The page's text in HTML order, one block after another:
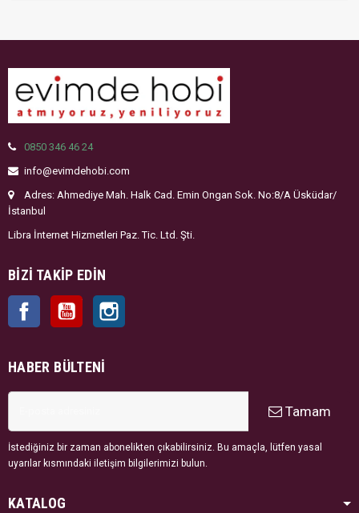
0850 346 46 24
info@evimdehobi.com
Adres: Ahmediye Mah. Halk Cad. Emin Ongan Sok. No:8/A Üsküdar/
İstanbul
Libra İnternet Hizmetleri Paz. Tic. Ltd. Şti.
BIZI TAKIP EDIN
Facebook YouTube
HABER BÜLTENI
Tamam
İstediğiniz bir zaman abonelikten çıkabilirsiniz. Bu amaçla, lütfen yasal
uyarılar kısmındaki iletişim bilgilerimizi bulun.
KATALOG